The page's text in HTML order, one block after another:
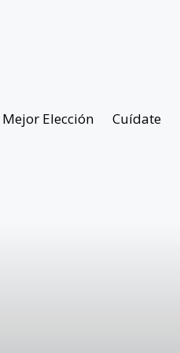
Elección Cuídate